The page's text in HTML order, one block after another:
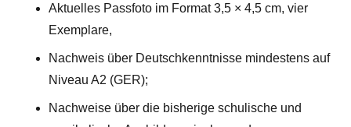
Aktuelles Passfoto im Format 3,5 × 4,5 cm, vier
Exemplare,
Nachweis über Deutschkenntnisse mindestens auf
Niveau A2 (GER);
Nachweise über die bisherige schulische und